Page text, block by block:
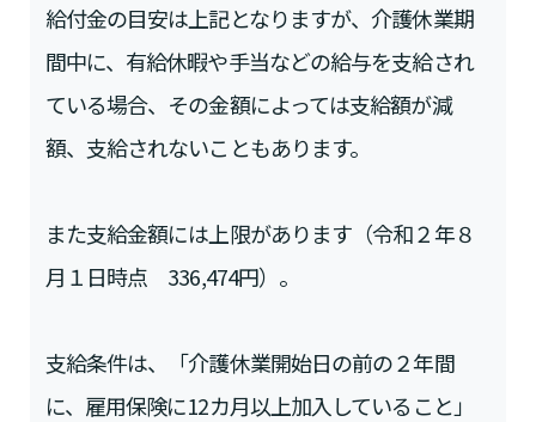
給付金の目安は上記となりますが、介護休業期
間中に、有給休暇や手当などの給与を支給され
ている場合、その金額によっては支給額が減
額、支給されないこともあります。
また支給金額には上限があります（令和２年８
月１日時点 336,474円）。
支給条件は、「介護休業開始日の前の２年間
に、雇用保険に12カ月以上加入していること」